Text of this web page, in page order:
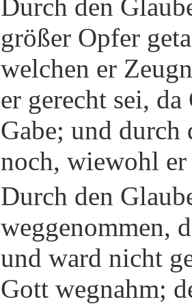
Durch den
größer Opfer
welchen er
er gerecht sei,
Gabe; und durch
noch, wiewohl
Durch den
weggenommen,
und ward nicht
Gott wegnahm;